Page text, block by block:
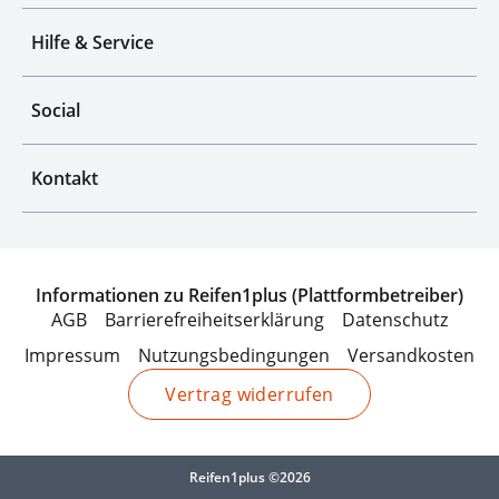
Hilfe & Service
Social
Kontakt
Informationen zu Reifen1plus (Plattformbetreiber)
AGB
Barrierefreiheitserklärung
Datenschutz
Impressum
Nutzungsbedingungen
Versandkosten
Vertrag widerrufen
Reifen1plus ©2026